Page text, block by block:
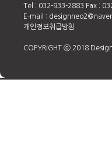
Tel : 032-933-2883 Fax :
E-mail :
개인정보취급방침
COPYRIGHT ⓒ 2018